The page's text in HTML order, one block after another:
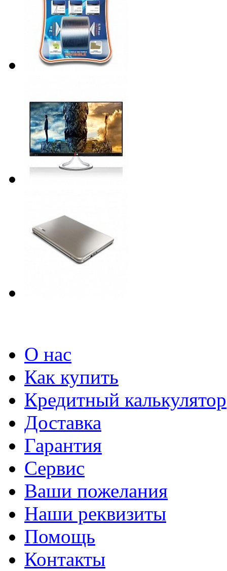
О нас
Как купить
Кредитный калькулятор
Доставка
Гарантия
Сервис
Ваши пожелания
Наши реквизиты
Помощь
Контакты